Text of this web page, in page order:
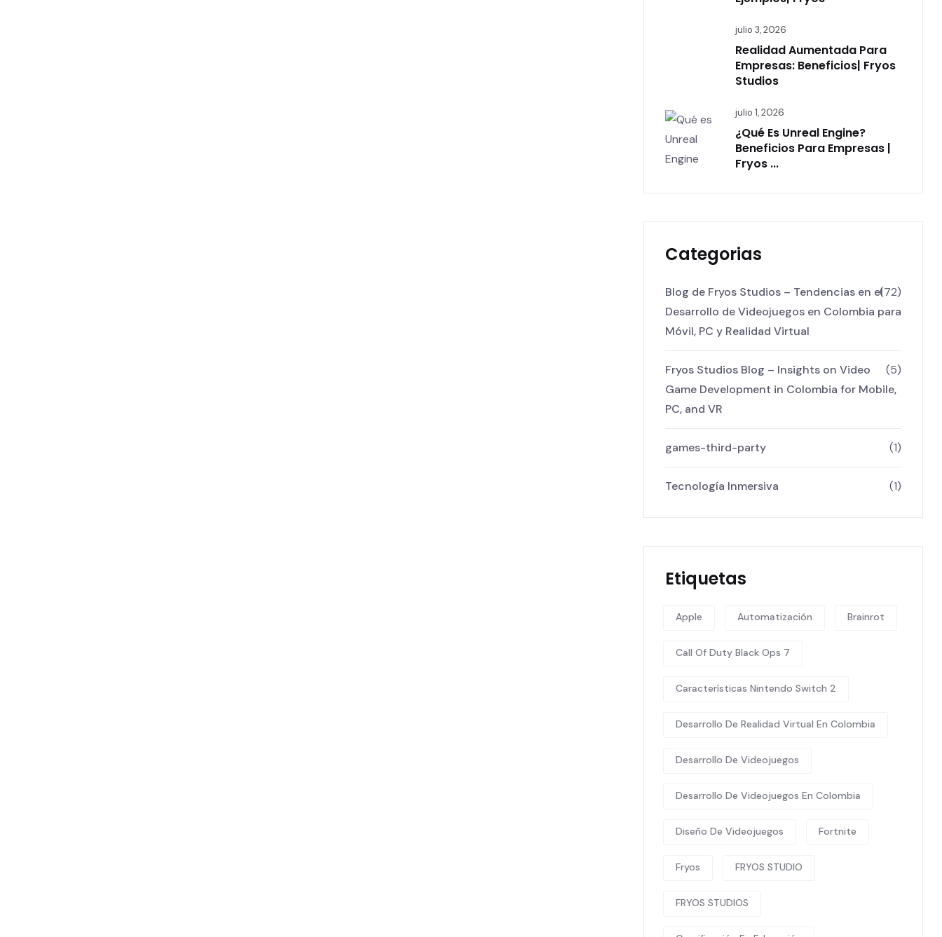
julio 3, 2026
Realidad Aumentada Para
Empresas: Beneficios| Fryos
Studios
julio 1, 2026
¿Qué Es Unreal Engine?
Beneficios Para Empresas |
Fryos ...
Categorias
Blog de Fryos Studios – Tendencias en el
Desarrollo de Videojuegos en Colombia para
Móvil, PC y Realidad Virtual
(72)
Fryos Studios Blog – Insights on Video
Game Development in Colombia for Mobile,
PC, and VR
(5)
games-third-party (1)
Tecnología Inmersiva (1)
Etiquetas
Apple Automatización Brainrot
Call Of Duty Black Ops 7
Características Nintendo Switch 2
Desarrollo De Realidad Virtual En Colombia
Desarrollo De Videojuegos
Desarrollo De Videojuegos En Colombia
Diseño De Videojuegos Fortnite
Fryos FRYOS STUDIO
FRYOS STUDIOS